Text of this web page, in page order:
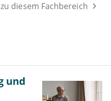
diesem Fachbereich
und